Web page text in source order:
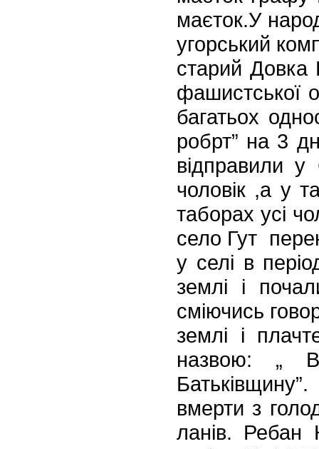
маєток.У
угорський
старий Довка
фашистської
багатьох
робрт” на 3
відправили
чоловік ,а у
таборах усі
село Гут
у селі в
землі і
сміючись
землі і
назвою: „
Батьківщину”.
вмерти з
ланів.